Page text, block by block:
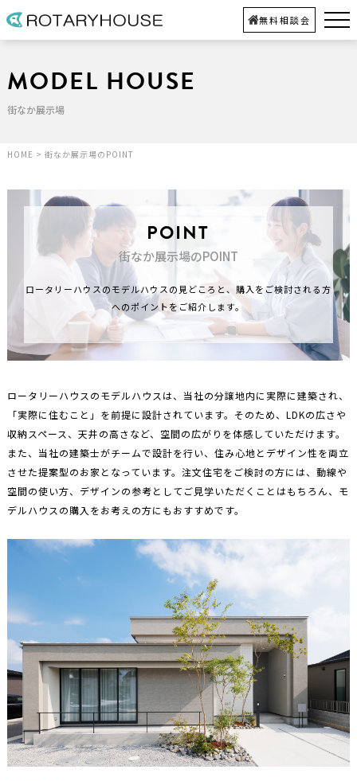
無料相談会
MODEL HOUSE
街なか展示場
HOME > 街なか展示場のPOINT
POINT
街なか展示場のPOINT
ロータリーハウスのモデルハウスの見どころと、 購入をご検討される方
へのポイントをご紹介します。
ロータリーハウスのモデルハウスは、当社の分譲地内に実際に建築され、
「実際に住むこと」を前提に設計されています。そのため、LDKの広さや
収納スペース、天井の高さなど、空間の広がりを体感していただけます。
また、当社の建築士がチームで設計を行い、住み心地とデザイン性を両立
させた提案型のお家となっています。注文住宅をご検討の方には、動線や
空間の使い方、デザインの参考としてご見学いただくことはもちろん、モ
デルハウスの購入をお考えの方にもおすすめです。